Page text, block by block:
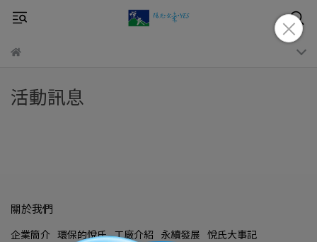
活動訊息
關於我們
企業簡介 環保的悅氏 工廠介紹 永續發展 悅氏大事記